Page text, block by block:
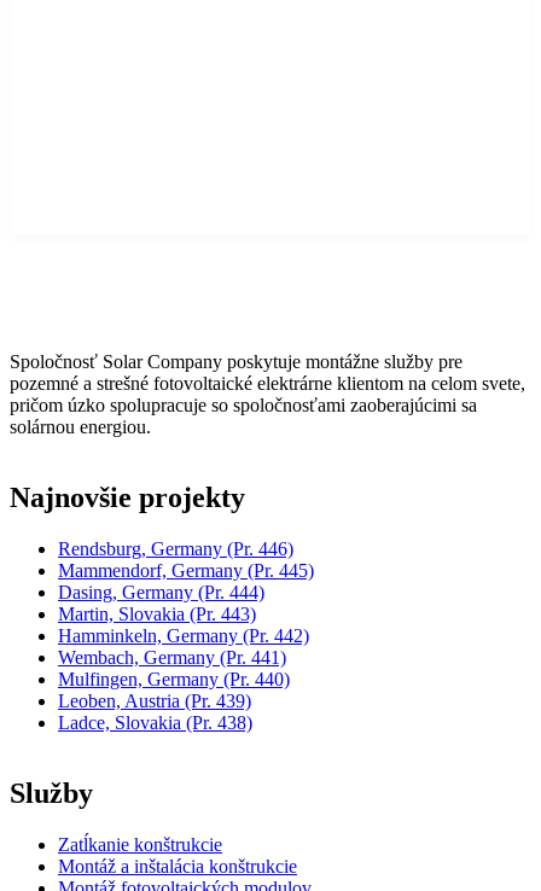
Spoločnosť Solar Company poskytuje montážne služby pre
pozemné a strešné fotovoltaické elektrárne klientom na celom svete,
pričom úzko spolupracuje so spoločnosťami zaoberajúcimi sa
solárnou energiou.
Najnovšie projekty
Rendsburg, Germany (Pr. 446)
Mammendorf, Germany (Pr. 445)
Dasing, Germany (Pr. 444)
Martin, Slovakia (Pr. 443)
Hamminkeln, Germany (Pr. 442)
Wembach, Germany (Pr. 441)
Mulfingen, Germany (Pr. 440)
Leoben, Austria (Pr. 439)
Ladce, Slovakia (Pr. 438)
Služby
Zatĺkanie konštrukcie
Montáž a inštalácia konštrukcie